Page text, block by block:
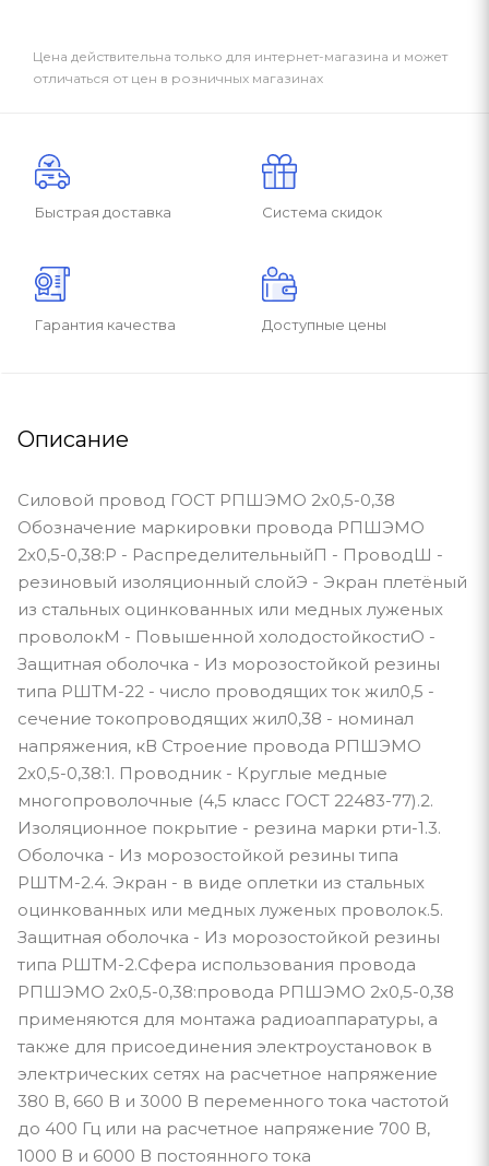
Цена действительна только для интернет-магазина и может
отличаться от цен в розничных магазинах
Быстрая доставка Система скидок
Гарантия качества Доступные цены
Описание
Силовой провод ГОСТ РПШЭМО 2х0,5-0,38
Обозначение маркировки провода РПШЭМО
2х0,5-0,38:Р - РаспределительныйП - ПроводШ -
резиновый изоляционный слойЭ - Экран плетёный
из стальных оцинкованных или медных луженых
проволокМ - Повышенной холодостойкостиО -
Защитная оболочка - Из морозостойкой резины
типа РШТМ-22 - число проводящих ток жил0,5 -
сечение токопроводящих жил0,38 - номинал
напряжения, кВ Строение провода РПШЭМО
2х0,5-0,38:1. Проводник - Круглые медные
многопроволочные (4,5 класс ГОСТ 22483-77).2.
Изоляционное покрытие - резина марки рти-1.3.
Оболочка - Из морозостойкой резины типа
РШТМ-2.4. Экран - в виде оплетки из стальных
оцинкованных или медных луженых проволок.5.
Защитная оболочка - Из морозостойкой резины
типа РШТМ-2.Сфера использования провода
РПШЭМО 2х0,5-0,38:провода РПШЭМО 2х0,5-0,38
применяются для монтажа радиоаппаратуры, а
также для присоединения электроустановок в
электрических сетях на расчетное напряжение
380 В, 660 В и 3000 В переменного тока частотой
до 400 Гц или на расчетное напряжение 700 В,
1000 В и 6000 В постоянного тока